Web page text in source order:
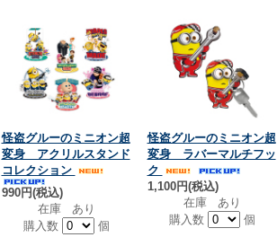
怪盗グルーのミニオン超
変身 アクリルスタンド
コレクション
990円(税込)
在庫 あり
購入数
個
怪盗グルーのミニオン超
変身 ラバーマルチフッ
ク
1,100円(税込)
在庫 あり
購入数
個